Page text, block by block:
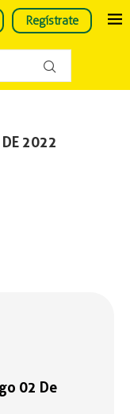
Regístrate
DE 2022
02 De